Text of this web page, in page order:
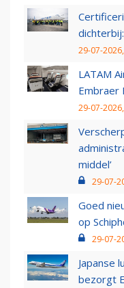
29-07-
LATAM
Embraer
29-07-
middel’
29-07-
Goed
op
29-07-
Japanse
bezorgt